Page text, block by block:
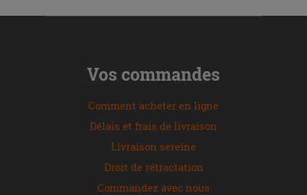
Vos commandes
Comment acheter en ligne
Délais et frais de livraison
Livraison sereine
Droit de rétractation
Commandez avec nous